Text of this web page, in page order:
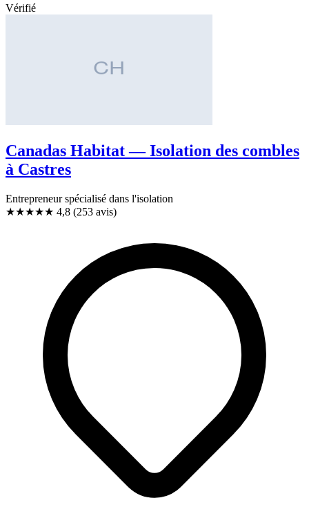
Vérifié
Canadas Habitat — Isolation des combles
à Castres
Entrepreneur spécialisé dans l'isolation
★★★★★ 4,8 (253 avis)